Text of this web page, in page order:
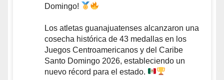
Domingo!
Los atletas guanajuatenses alcanzaron una
cosecha histórica de 43 medallas en los
Juegos Centroamericanos y del Caribe
Santo Domingo 2026, estableciendo un
nuevo récord para el estado.